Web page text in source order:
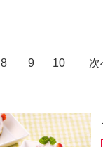
8 9 10 次